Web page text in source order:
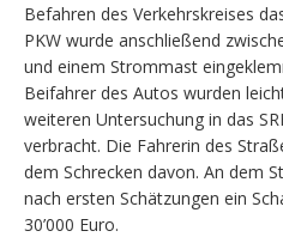
Befahren des Verkehrskreises
PKW wurde anschließend
und einem Strommast
Beifahrer des Autos wurden
weiteren Untersuchung in das
verbracht. Die Fahrerin des
dem Schrecken davon. An dem
nach ersten Schätzungen ein
30’000 Euro.